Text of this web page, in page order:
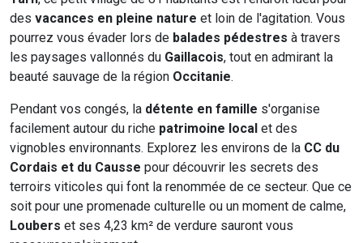
des vacances en pleine nature et loin de l'agitation. Vous
pourrez vous évader lors de balades pédestres à travers
les paysages vallonnés du Gaillacois, tout en admirant la
beauté sauvage de la région Occitanie.
Pendant vos congés, la détente en famille s'organise
facilement autour du riche patrimoine local et des
vignobles environnants. Explorez les environs de la CC du
Cordais et du Causse pour découvrir les secrets des
terroirs viticoles qui font la renommée de ce secteur. Que ce
soit pour une promenade culturelle ou un moment de calme,
Loubers et ses 4,23 km² de verdure sauront vous